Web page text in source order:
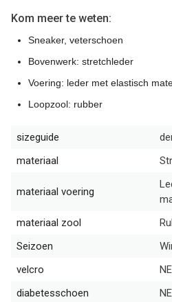
Kom meer te weten:
Sneaker, veterschoen
Bovenwerk: stretchleder
Voering: leder met elastisch
Loopzool: rubber
sizeguide
materiaal
materiaal voering
materiaal zool
Seizoen
velcro
diabetesschoen